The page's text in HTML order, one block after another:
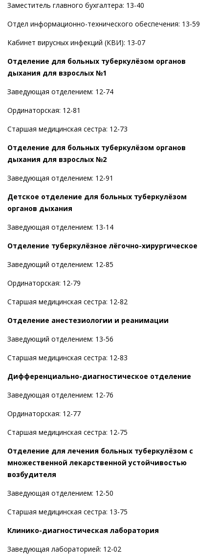
Заместитель главного бухгалтера: 13-40
Отдел информационно-технического обеспечения: 13-59
Кабинет вирусных инфекций (КВИ): 13-07
Отделение для больных туберкулёзом органов
дыхания для взрослых №1
Заведующая отделением: 12-74
Ординаторская: 12-81
Старшая медицинская сестра: 12-73
Отделение для больных туберкулёзом органов
дыхания для взрослых №2
Заведующая отделением: 12-91
Детское отделение для больных туберкулёзом
органов дыхания
Заведующая отделением: 13-14
Отделение туберкулёзное лёгочно-хирургическое
Заведующий отделением: 12-85
Ординаторская: 12-79
Старшая медицинская сестра: 12-82
Отделение анестезиологии и реанимации
Заведующий отделением: 13-56
Старшая медицинская сестра: 12-83
Дифференциально-диагностическое отделение
Заведующая отделением: 12-76
Ординаторская: 12-77
Старшая медицинская сестра: 12-75
Отделение для лечения больных туберкулёзом с
множественной лекарственной устойчивостью
возбудителя
Заведующая отделением: 12-50
Старшая медицинская сестра: 13-75
Клинико-диагностическая лаборатория
Заведующая лабораторией: 12-02